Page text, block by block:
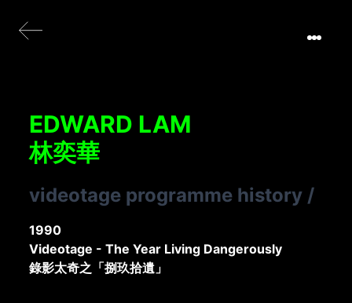
EDWARD LAM
林奕華
videotage programme history /
1990
Videotage - The Year Living Dangerously
錄影太奇之「捌玖拾遺」